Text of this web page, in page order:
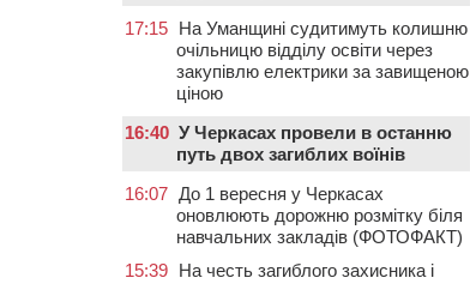
17:15 На Уманщині судитимуть колишню
очільницю відділу освіти через
закупівлю електрики за завищеною
ціною
16:40 У Черкасах провели в останню
путь двох загиблих воїнів
16:07 До 1 вересня у Черкасах
оновлюють дорожню розмітку біля
навчальних закладів (ФОТОФАКТ)
15:39 На честь загиблого захисника і